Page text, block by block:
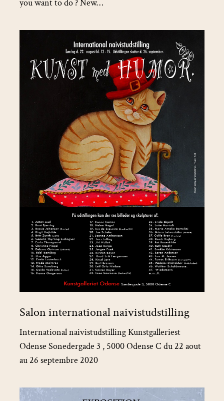
you want to do ? New…
Salon
international
naivistudstilling
Salon international naivistudstilling
International naivistudstilling Kunstgalleriest
Odense Sonedergade 3 , 5000 Odense C du 22 aout
au 26 septembre 2020
Exposition